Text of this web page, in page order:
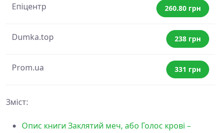
Епіцентр 260.80 грн
Dumka.top 238 грн
Prom.ua 331 грн
Зміст:
Опис книги Заклятий меч, або Голос крові –